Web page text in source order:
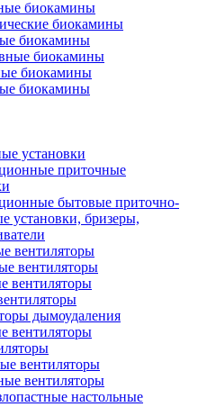
биокамины
биокамины
биокамины
биокамины
биокамины
биокамины
установки
приточные
бытовые приточно-
установки, бризеры,
вентиляторы
вентиляторы
вентиляторы
дымоудаления
вентиляторы
вентиляторы
вентиляторы
настольные